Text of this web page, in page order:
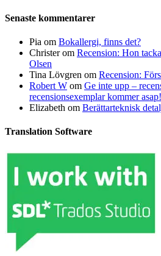
Senaste kommentarer
Pia om Bokallergi, finns det?
Christerom Recension: Hon
Olsen
Tina Lövgren om Recension:
Robert W om Ge inte upp –
recensionsexemplar kommer asap!
Elizabeth om Berättarteknisk
Translation Software